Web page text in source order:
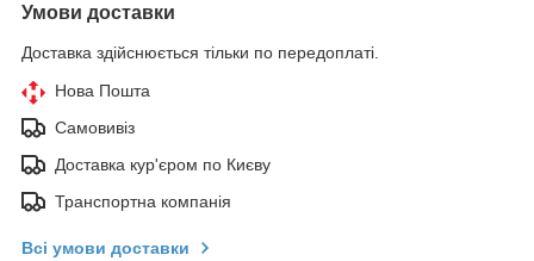
Умови доставки
Доставка здійснюється тільки по передоплаті.
Нова Пошта
Самовивіз
Доставка кур'єром по Києву
Транспортна компанія
Всі умови доставки